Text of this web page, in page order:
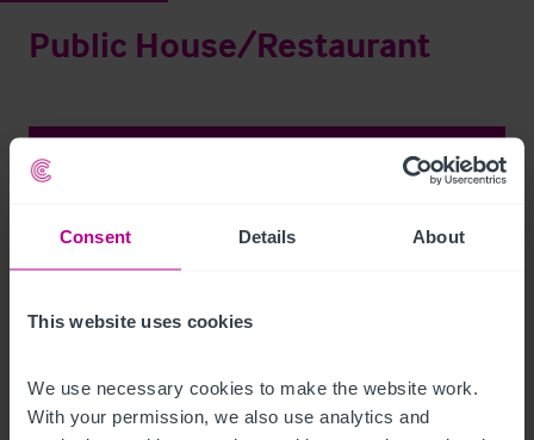
Consent Details About
This website uses cookies
We use necessary cookies to make the website work.
With your permission, we also use analytics and
Public House/Restaurant
Public House/Restaurant Ref:4256378
Kontaktieren Sie uns